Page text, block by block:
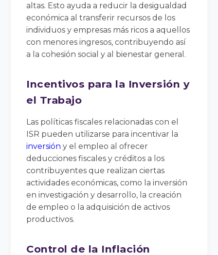
altas. Esto ayuda a reducir la desigualdad
económica al transferir recursos de los
individuos y empresas más ricos a aquellos
con menores ingresos, contribuyendo así
a la cohesión social y al bienestar general.
Incentivos para la Inversión y
el Trabajo
Las políticas fiscales relacionadas con el
ISR pueden utilizarse para incentivar la
inversión y el empleo al ofrecer
deducciones fiscales y créditos a los
contribuyentes que realizan ciertas
actividades económicas, como la inversión
en investigación y desarrollo, la creación
de empleo o la adquisición de activos
productivos.
Control de la Inflación